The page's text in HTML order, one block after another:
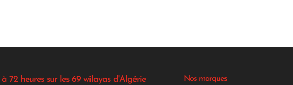
72 heures sur les 69 wilayas d'Algérie Nos marques